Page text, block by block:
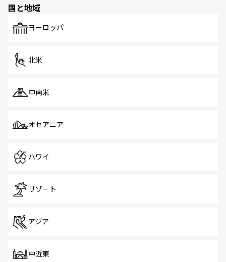
で、ホーカーズは地元の風情を楽しめる外せないスポット
国と地域
ヨーロッパ
北米
中南米
オセアニア
ハワイ
リゾート
アジア
中近東